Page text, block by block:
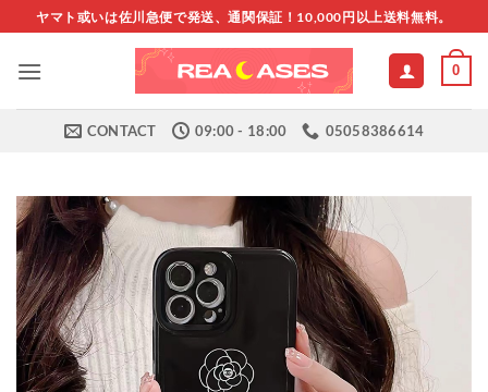
to
content
ヤマト或いは佐川急便で発送、通関保証！10,000円以上送料無料。
0
CONTACT 09:00 - 18:00 05058386614